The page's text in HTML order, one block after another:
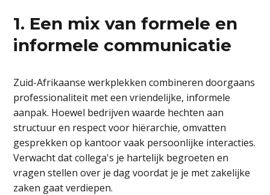
1. Een mix van formele en
informele communicatie
Zuid-Afrikaanse werkplekken combineren doorgaans
professionaliteit met een vriendelijke, informele
aanpak. Hoewel bedrijven waarde hechten aan
structuur en respect voor hiërarchie, omvatten
gesprekken op kantoor vaak persoonlijke interacties.
Verwacht dat collega's je hartelijk begroeten en
vragen stellen over je dag voordat je je met zakelijke
zaken gaat verdiepen.